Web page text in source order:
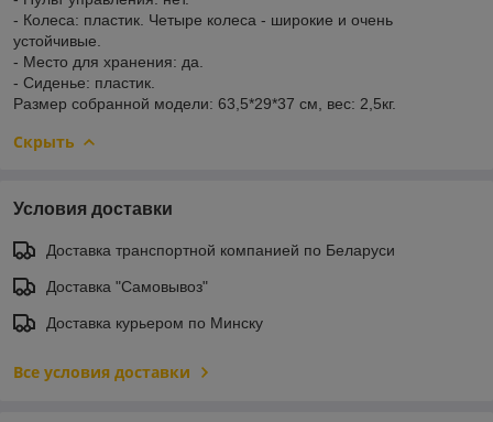
- Колеса: пластик. Четыре колеса - широкие и очень
устойчивые.
- Место для хранения: да.
- Сиденье: пластик.
Размер собранной модели: 63,5*29*37 см, вес: 2,5кг.
Скрыть
Условия доставки
Доставка транспортной компанией по Беларуси
Доставка "Самовывоз"
Доставка курьером по Минску
Все условия доставки